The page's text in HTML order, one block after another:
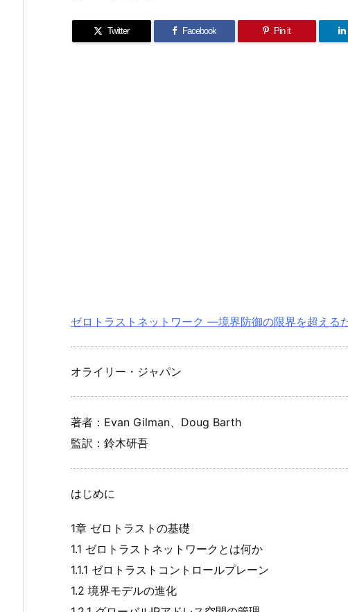
Twitter Facebook Pin it
ゼロトラストネットワーク ―境界防御の限界を超える
オライリー・ジャパン
著者：Evan Gilman、Doug Barth
監訳：鈴木研吾
はじめに
1章 ゼロトラストの基礎
1.1 ゼロトラストネットワークとは何か
1.1.1 ゼロトラストコントロールプレーン
1.2 境界モデルの進化